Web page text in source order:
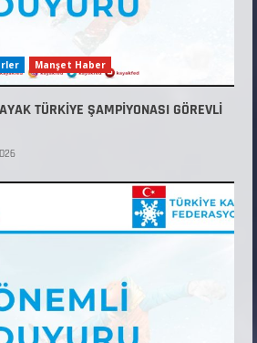
Manşet Haber
TÜRKİYE ŞAMPİYONASI GÖREVLİ